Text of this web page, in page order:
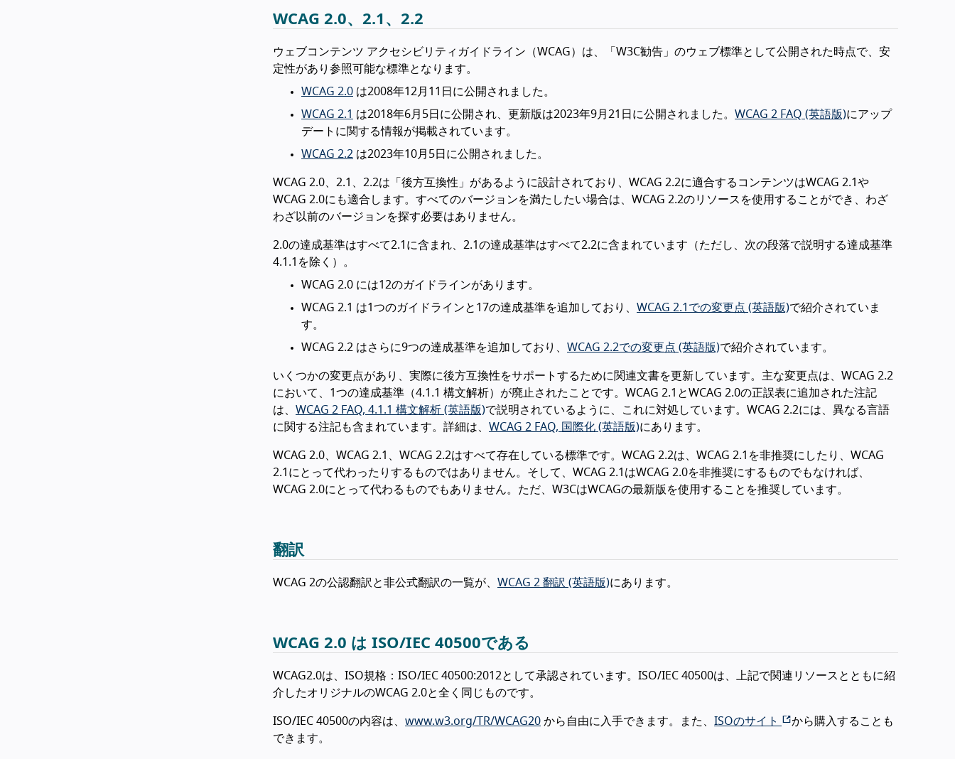
WCAG 2.0、2.1、2.2
ウェブコンテンツ アクセシビリティガイドライン（WCAG）は、「W3C勧告」のウェブ標準として公開された時点で、安
定性があり参照可能な標準となります。
WCAG 2.0 は2008年12月11日に公開されました。
WCAG 2.1 は2018年6月5日に公開され、更新版は2023年9月21日に公開されました。 WCAG 2 FAQ (英語版)にアップ
デートに関する情報が掲載されています。
WCAG 2.2 は2023年10月5日に公開されました。
WCAG 2.0、2.1、2.2は「後方互換性」があるように設計されており、WCAG 2.2に適合するコンテンツはWCAG 2.1や
WCAG 2.0にも適合します。すべてのバージョンを満たしたい場合は、WCAG 2.2のリソースを使用することができ、わざ
わざ以前のバージョンを探す必要はありません。
2.0の達成基準はすべて2.1に含まれ、2.1の達成基準はすべて2.2に含まれています（ただし、次の段落で説明する達成基準
4.1.1を除く）。
WCAG 2.0 には12のガイドラインがあります。
WCAG 2.1 は1つのガイドラインと17の達成基準を追加しており、 WCAG 2.1での変更点 (英語版)で紹介されていま
す。
WCAG 2.2 はさらに9つの達成基準を追加しており、 WCAG 2.2での変更点 (英語版)で紹介されています。
いくつかの変更点があり、実際に後方互換性をサポートするために関連文書を更新しています。主な変更点は、WCAG 2.2
において、1つの達成基準（4.1.1 構文解析）が廃止されたことです。WCAG 2.1とWCAG 2.0の正誤表に追加された注記
は、 WCAG 2 FAQ, 4.1.1 構文解析 (英語版)で説明されているように、これに対処しています。WCAG 2.2には、異なる言語
に関する注記も含まれています。詳細は、 WCAG 2 FAQ, 国際化 (英語版)にあります。
WCAG 2.0、WCAG 2.1、WCAG 2.2はすべて存在している標準です。WCAG 2.2は、WCAG 2.1を非推奨にしたり、WCAG
2.1にとって代わったりするものではありません。そして、WCAG 2.1はWCAG 2.0を非推奨にするものでもなければ、
WCAG 2.0にとって代わるものでもありません。ただ、W3CはWCAGの最新版を使用することを推奨しています。
翻訳
WCAG 2の公認翻訳と非公式翻訳の一覧が、 WCAG 2 翻訳 (英語版)にあります。
WCAG 2.0 は ISO/IEC 40500である
WCAG2.0は、ISO規格：ISO/IEC 40500:2012として承認されています。ISO/IEC 40500は、上記で関連リソースとともに紹
介したオリジナルのWCAG 2.0と全く同じものです。
ISO/IEC 40500の内容は、 www.w3.org/TR/WCAG20 から自由に入手できます。また、 ISOのサイト
から購入することも
できます。